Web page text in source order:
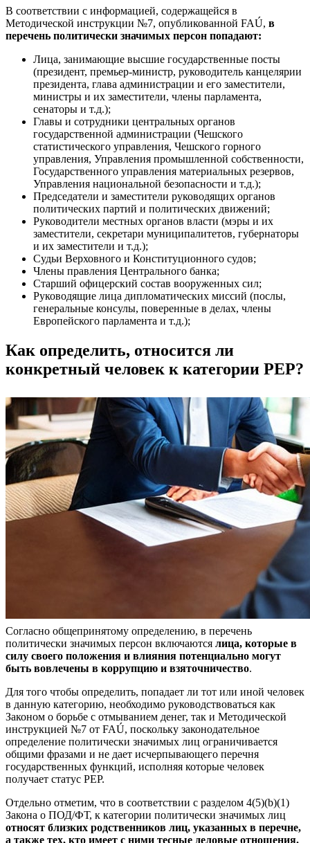
В соответствии с информацией, содержащейся в
Методической инструкции №7, опубликованной FAÚ, в
перечень политически значимых персон попадают:
Лица, занимающие высшие государственные посты
(президент, премьер-министр, руководитель канцелярии
президента, глава администрации и его заместители,
министры и их заместители, члены парламента,
сенаторы и т.д.);
Главы и сотрудники центральных органов
государственной администрации (Чешского
статистического управления, Чешского горного
управления, Управления промышленной собственности,
Государственного управления материальных резервов,
Управления национальной безопасности и т.д.);
Председатели и заместители руководящих органов
политических партий и политических движений;
Руководители местных органов власти (мэры и их
заместители, секретари муниципалитетов, губернаторы
и их заместители и т.д.);
Судьи Верховного и Конституционного судов;
Члены правления Центрального банка;
Старший офицерский состав вооруженных сил;
Руководящие лица дипломатических миссий (послы,
генеральные консулы, поверенные в делах, члены
Европейского парламента и т.д.);
Как определить, относится ли
конкретный человек к категории PEP?
Согласно общепринятому определению, в перечень
политически значимых персон включаются лица, которые в
силу своего положения и влияния потенциально могут
быть вовлечены в коррупцию и взяточничество.
Для того чтобы определить, попадает ли тот или иной человек
в данную категорию, необходимо руководствоваться как
Законом о борьбе с отмыванием денег, так и Методической
инструкцией №7 от FAÚ, поскольку законодательное
определение политически значимых лиц ограничивается
общими фразами и не дает исчерпывающего перечня
государственных функций, исполняя которые человек
получает статус PEP.
Отдельно отметим, что в соответствии с разделом 4(5)(b)(1)
Закона о ПОД/ФТ, к категории политически значимых лиц
относят близких родственников лиц, указанных в перечне,
а также тех, кто имеет с ними тесные деловые отношения.